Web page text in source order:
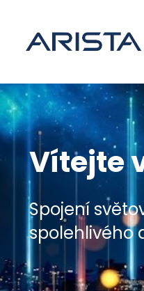
Vítejte
Spojení
spolehlivého